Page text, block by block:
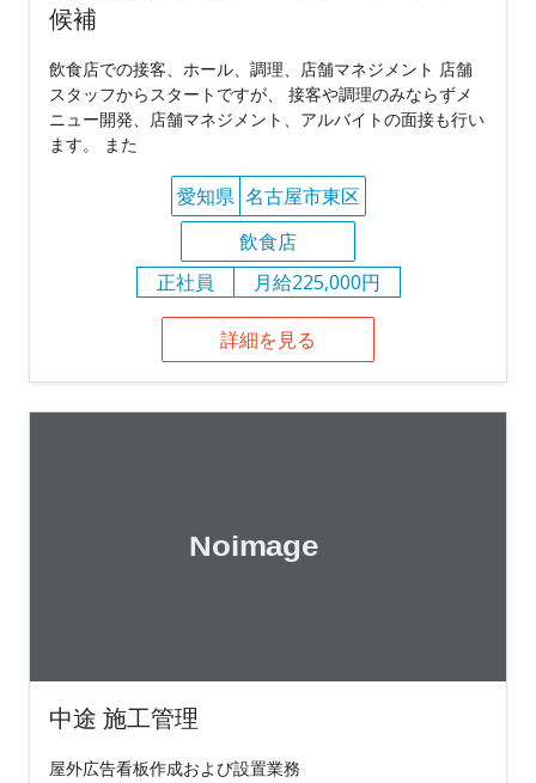
候補
飲食店での接客、ホール、調理、店舗マネジメント 店舗
スタッフからスタートですが、 接客や調理のみならずメ
ニュー開発、店舗マネジメント、アルバイトの面接も行い
ます。 また
愛知県 名古屋市東区
飲食店
正社員
月給225,000円
詳細を見る
中途 施工管理
屋外広告看板作成および設置業務